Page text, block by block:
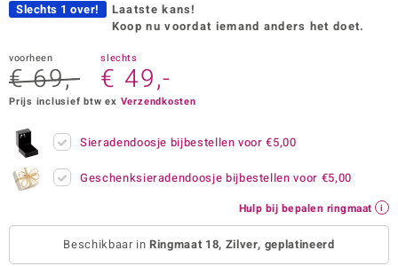
Collection
Slechts 1 over!
Laatste kans!
Koop nu voordat iemand anders het doet.
voorheen
€ 69,-
slechts
€ 49,-
Prijs inclusief btw ex Verzendkosten
Sieradendoosje bijbestellen voor€5,00
Geschenksieradendoosje bijbestellen voor €5,00
Hulp bij bepalen ringmaat
Beschikbaar inRingmaat 18, Zilver, geplatineerd